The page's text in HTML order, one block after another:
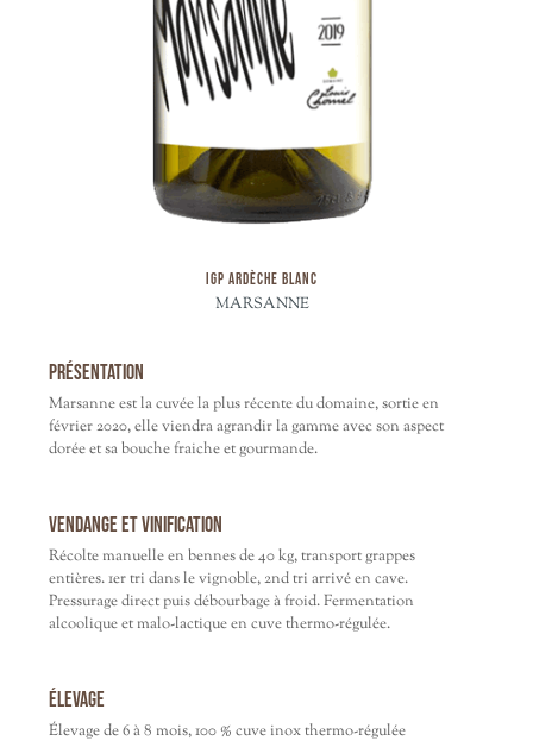
IGP ARDÈCHE BLANC
MARSANNE
Présentation
Marsanne est la cuvée la plus récente du domaine, sortie en
février 2020, elle viendra agrandir la gamme avec son aspect
dorée et sa bouche fraiche et gourmande.
Vendange et vinification
Récolte manuelle en bennes de 40 kg, transport grappes
entières. 1er tri dans le vignoble, 2nd tri arrivé en cave.
Pressurage direct puis débourbage à froid. Fermentation
alcoolique et malo-lactique en cuve thermo-régulée.
Élevage
Élevage de 6 à 8 mois, 100 % cuve inox thermo-régulée